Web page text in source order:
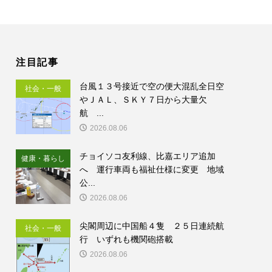
注目記事
社会・一般
台風１３号接近で空の便大混乱全日空
やＪＡＬ、ＳＫＹ７日から大量欠
航 ...
2026.08.06
健康・暮らし
チョイソコ友利線、比嘉エリア追加
へ 運行車両も福祉仕様に変更 地域
公...
2026.08.06
社会・一般
尖閣周辺に中国船４隻 ２５日連続航
行 いずれも機関砲搭載
2026.08.06